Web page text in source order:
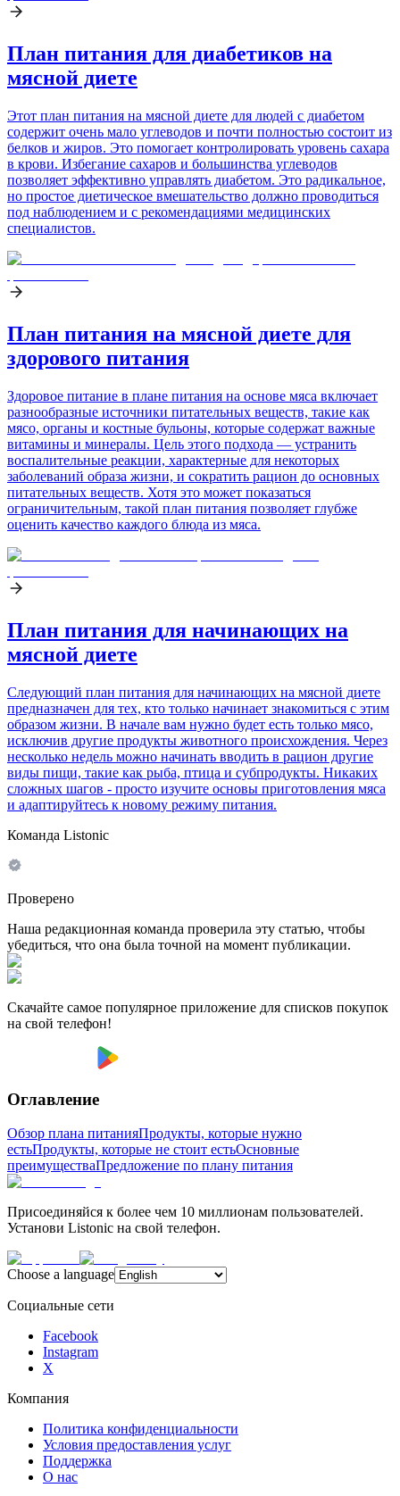
План питания для диабетиков на
мясной диете
Этот план питания на мясной диете для людей с диабетом
содержит очень мало углеводов и почти полностью состоит из
белков и жиров. Это помогает контролировать уровень сахара
в крови. Избегание сахаров и большинства углеводов
позволяет эффективно управлять диабетом. Это радикальное,
но простое диетическое вмешательство должно проводиться
под наблюдением и с рекомендациями медицинских
специалистов.
План питания на мясной диете для
здорового питания
Здоровое питание в плане питания на основе мяса включает
разнообразные источники питательных веществ, такие как
мясо, органы и костные бульоны, которые содержат важные
витамины и минералы. Цель этого подхода — устранить
воспалительные реакции, характерные для некоторых
заболеваний образа жизни, и сократить рацион до основных
питательных веществ. Хотя это может показаться
ограничительным, такой план питания позволяет глубже
оценить качество каждого блюда из мяса.
План питания для начинающих на
мясной диете
Следующий план питания для начинающих на мясной диете
предназначен для тех, кто только начинает знакомиться с этим
образом жизни. В начале вам нужно будет есть только мясо,
исключив другие продукты животного происхождения. Через
несколько недель можно начинать вводить в рацион другие
виды пищи, такие как рыба, птица и субпродукты. Никаких
сложных шагов - просто изучите основы приготовления мяса
и адаптируйтесь к новому режиму питания.
Команда Listonic
Проверено
Наша редакционная команда проверила эту статью, чтобы
убедиться, что она была точной на момент публикации.
Скачайте самое популярное приложение для списков покупок
на свой телефон!
Оглавление
Обзор плана питанияПродукты, которые нужно
естьПродукты, которые не стоит естьОсновные
преимуществаПредложение по плану питания
Присоединяйся к более чем 10 миллионам пользователей.
Установи Listonic на свой телефон.
Choose a language
Социальные сети
Facebook
Instagram
X
Компания
Политика конфиденциальности
Условия предоставления услуг
Поддержка
О нас